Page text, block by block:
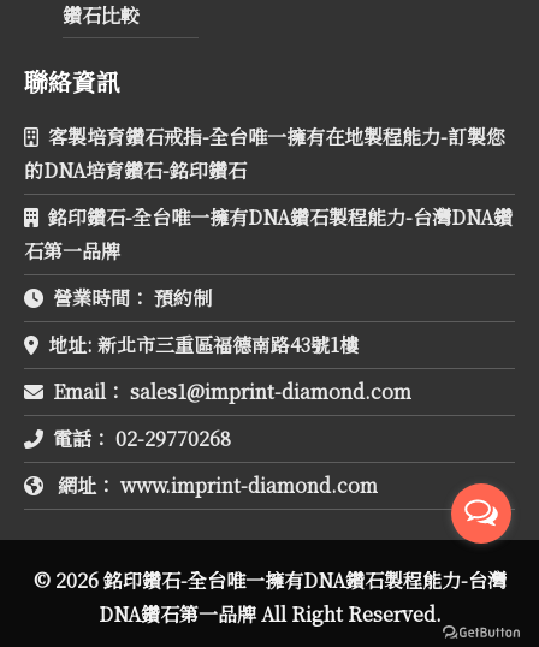
鑽石比較
聯絡資訊
客製培育鑽石戒指-全台唯一擁有在地製程能力-訂製您
的DNA培育鑽石-銘印鑽石
銘印鑽石-全台唯一擁有DNA鑽石製程能力-台灣DNA鑽
石第一品牌
營業時間： 預約制
地址: 新北市三重區福德南路43號1樓
Email：
電話： 02-29770268
網址： www.imprint-diamond.com
© 2026 銘印鑽石-全台唯一擁有DNA鑽石製程能力-台灣
DNA鑽石第一品牌 All Right Reserved.